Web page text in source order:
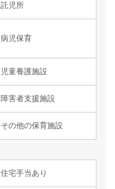
託児所
病児保育
児童養護施設
障害者支援施設
その他の保育施設
住宅手当あり